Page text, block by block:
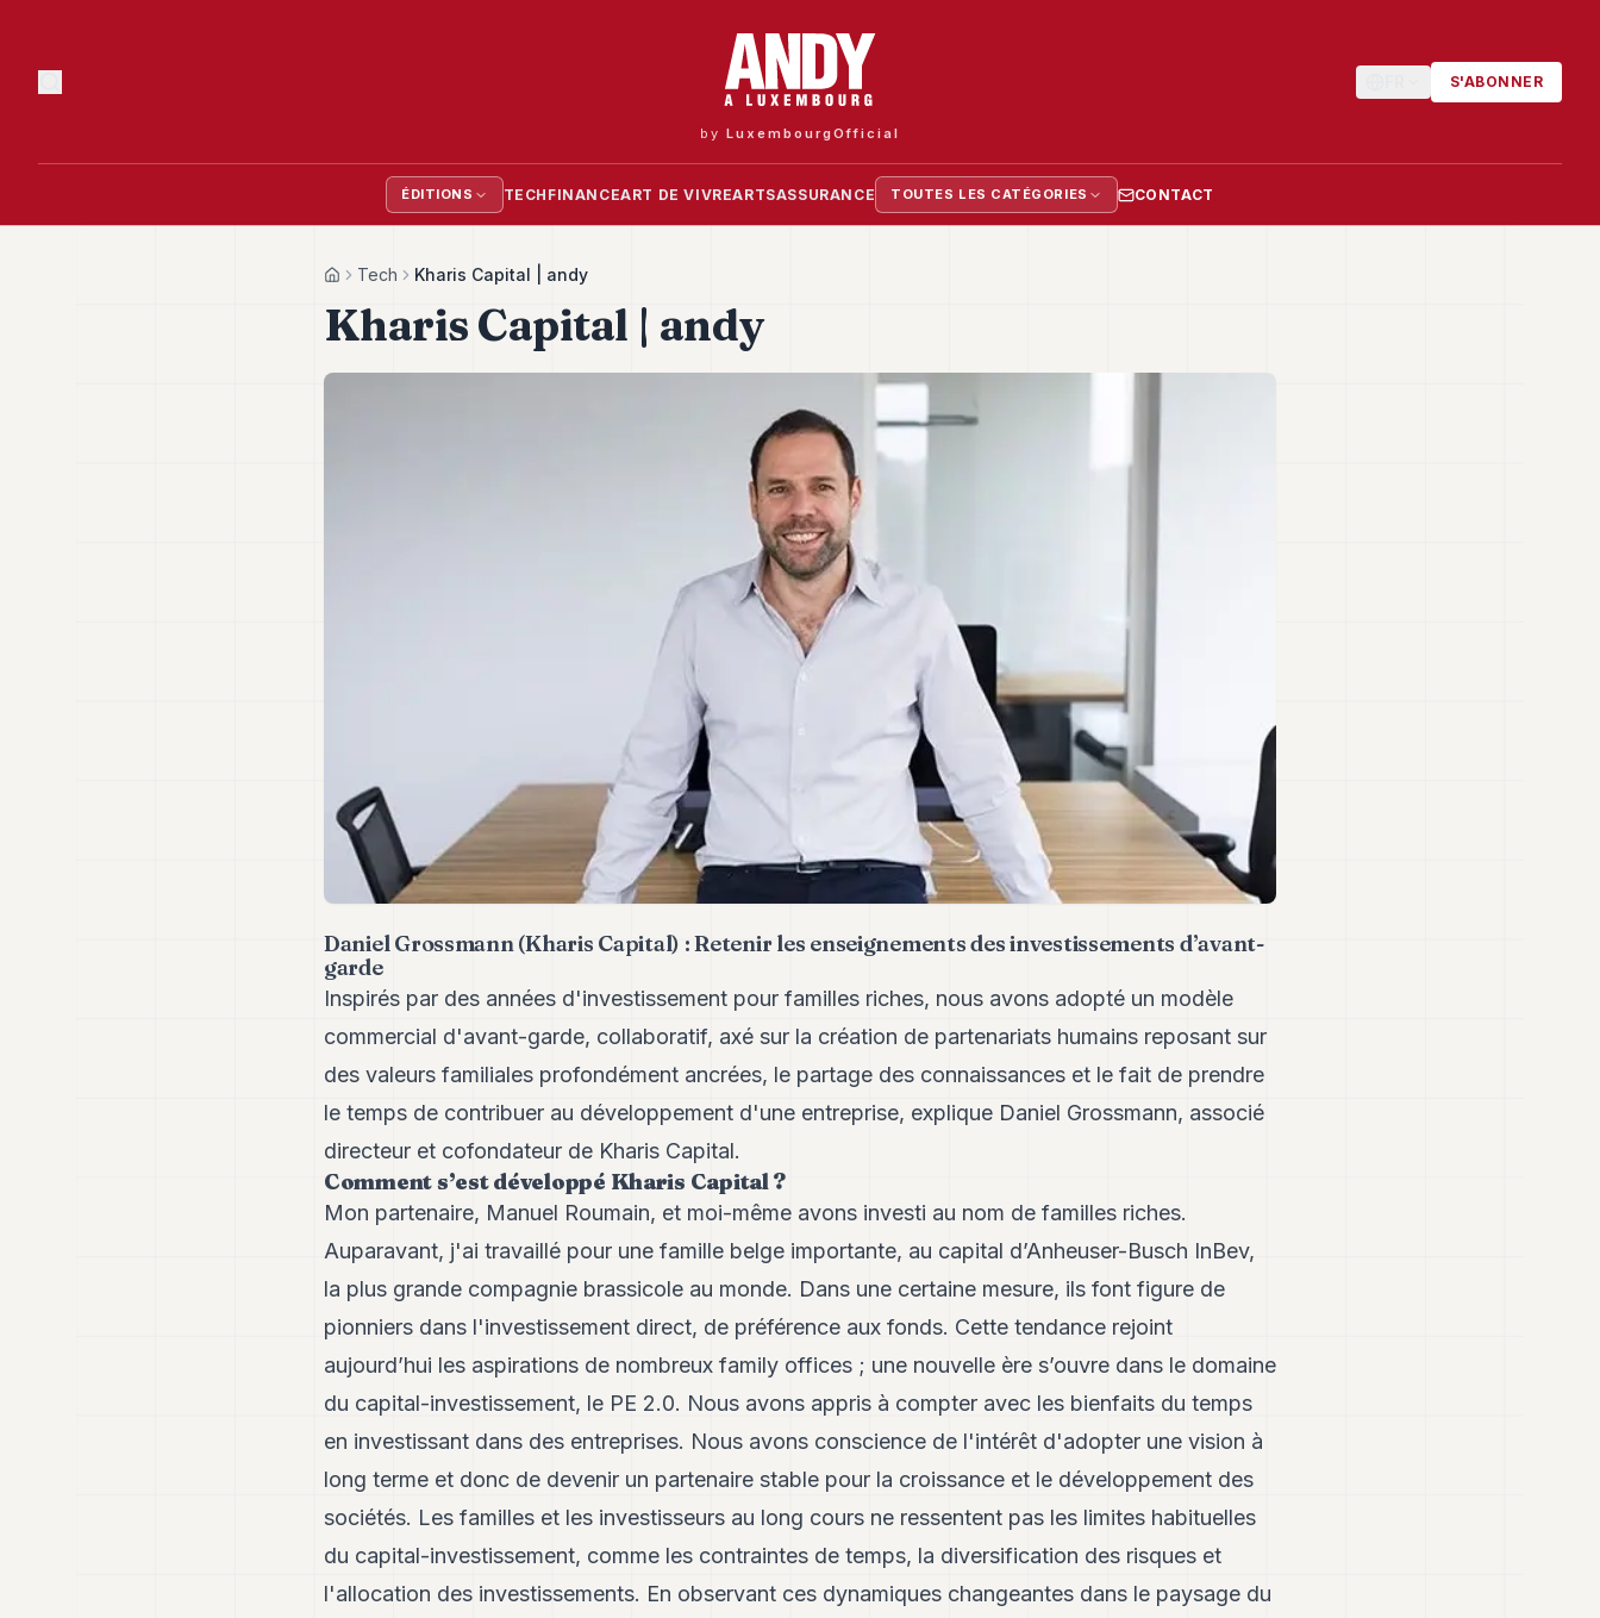
byLuxembourgOfficial
S'ABONNER
ÉDITIONS TECH FINANCEART DE VIVREARTSASSURANCE TOUTES LES CATÉGORIES CONTACT
HomeTech Kharis Capital | andy
Kharis Capital | andy
Daniel Grossmann (Kharis Capital) : Retenir les enseignements des investissements d’avant-
garde
Inspirés par des années d'investissement pour familles riches, nous avons adopté un modèle
commercial d'avant-garde, collaboratif, axé sur la création de partenariats humains reposant sur
des valeurs familiales profondément ancrées, le partage des connaissances et le fait de prendre
le temps de contribuer au développement d'une entreprise, explique Daniel Grossmann, associé
directeur et cofondateur de Kharis Capital.
Comment s’est développé Kharis Capital ?
Mon partenaire, Manuel Roumain, et moi-même avons investi au nom de familles riches.
Auparavant, j'ai travaillé pour une famille belge importante, au capital d’Anheuser-Busch InBev,
la plus grande compagnie brassicole au monde. Dans une certaine mesure, ils font figure de
pionniers dans l'investissement direct, de préférence aux fonds. Cette tendance rejoint
aujourd’hui les aspirations de nombreux family offices ; une nouvelle ère s’ouvre dans le domaine
du capital-investissement, le PE 2.0. Nous avons appris à compter avec les bienfaits du temps
en investissant dans des entreprises. Nous avons conscience de l'intérêt d'adopter une vision à
long terme et donc de devenir un partenaire stable pour la croissance et le développement des
sociétés. Les familles et les investisseurs au long cours ne ressentent pas les limites habituelles
du capital-investissement, comme les contraintes de temps, la diversification des risques et
l'allocation des investissements. En observant ces dynamiques changeantes dans le paysage du